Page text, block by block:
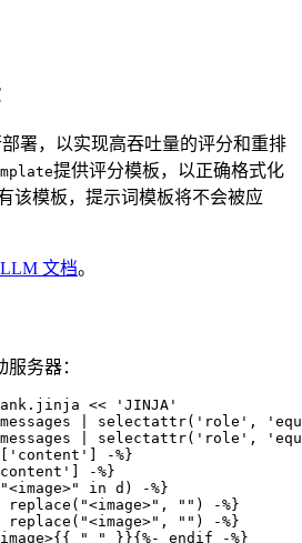
署，以实现高吞吐量的评分和重排
提供评分模板，以正确格式化
模板，提示词模板将不会被应
文档。
务器：
<< 'JINJA'
(messages |
(messages | selectattr('role',
-%}
-%}
in d) -%}
"") -%}
"") -%}
" " }}{%- endif -%}